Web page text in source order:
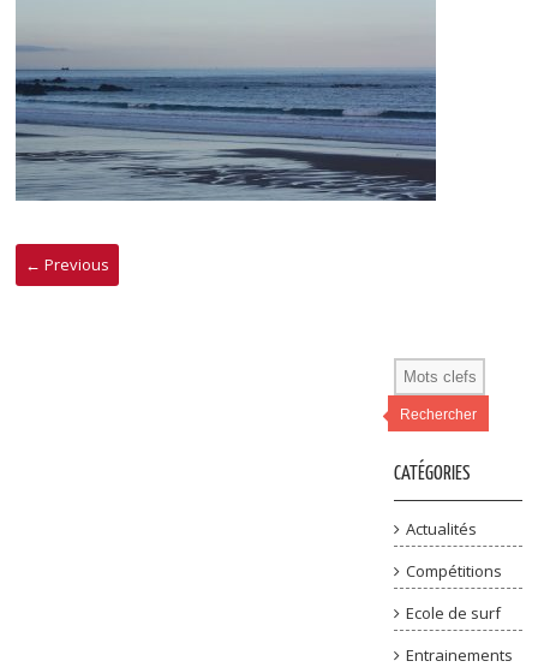
← Previous
Rechercher
CATÉGORIES
Actualités
Compétitions
Ecole de surf
Entrainements